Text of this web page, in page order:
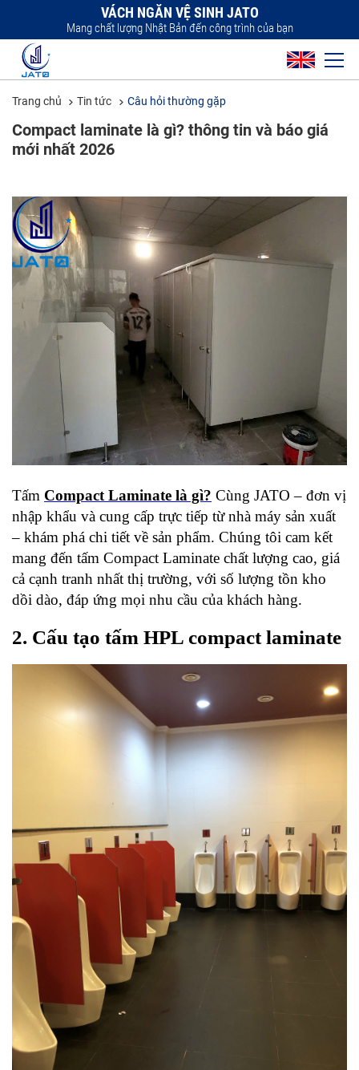
VÁCH NGĂN VỆ SINH JATO
Mang chất lượng Nhật Bản đến công trình của bạn
Trang chủ Tin tức Câu hỏi thường gặp
Compact laminate là gì? thông tin và báo giá
mới nhất 2026
Tấm Compact Laminate là gì? Cùng JATO – đơn vị
nhập khẩu và cung cấp trực tiếp từ nhà máy sản xuất
– khám phá chi tiết về sản phẩm. Chúng tôi cam kết
mang đến tấm Compact Laminate chất lượng cao, giá
cả cạnh tranh nhất thị trường, với số lượng tồn kho
dồi dào, đáp ứng mọi nhu cầu của khách hàng.
2. Cấu tạo tấm HPL compact laminate